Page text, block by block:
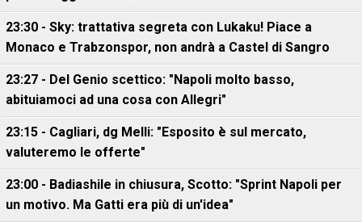
23:30 - Sky: trattativa segreta con Lukaku! Piace a
Monaco e Trabzonspor, non andrà a Castel di Sangro
23:27 - Del Genio scettico: "Napoli molto basso,
abituiamoci ad una cosa con Allegri"
23:15 - Cagliari, dg Melli: "Esposito è sul mercato,
valuteremo le offerte"
23:00 - Badiashile in chiusura, Scotto: "Sprint Napoli per
un motivo. Ma Gatti era più di un'idea"